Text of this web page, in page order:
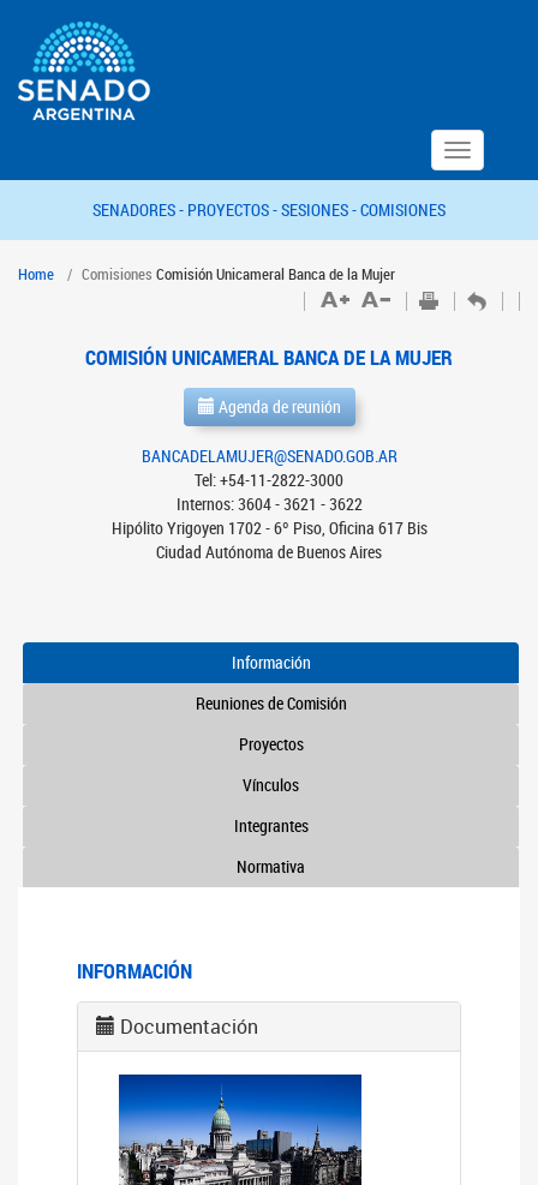
Toggle
navigation
SENADORES - PROYECTOS -SESIONES -COMISIONES
Home Comisiones Comisión Unicameral Banca de la Mujer
COMISIÓN UNICAMERAL BANCA DE LA MUJER
Agenda de reunión
BANCADELAMUJER@SENADO.GOB.AR
Tel: +54-11-2822-3000
Internos: 3604 - 3621 - 3622
Hipólito Yrigoyen 1702 - 6º Piso, Oficina 617 Bis
Ciudad Autónoma de Buenos Aires
Información
Reuniones de Comisión
Proyectos
Vínculos
Integrantes
Normativa
INFORMACIÓN
Documentación